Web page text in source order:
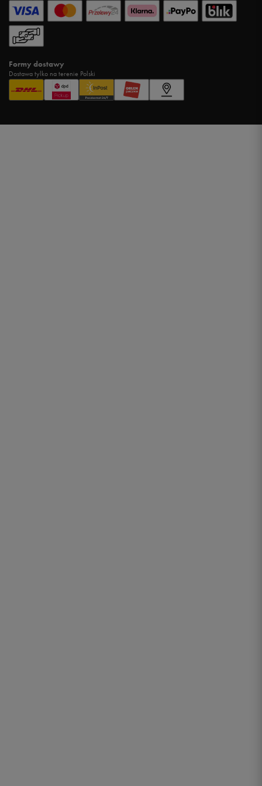
Formy dostawy
Dostawa tylko na terenie Polski